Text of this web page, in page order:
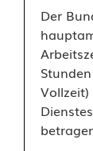
Der